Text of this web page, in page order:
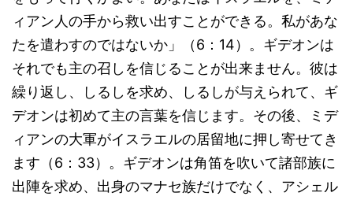
ィアン人の手から救い出すことができる。私があな
たを遣わすのではないか」（6：14）。ギデオンは
それでも主の召しを信じることが出来ません。彼は
繰り返し、しるしを求め、しるしが与えられて、ギ
デオンは初めて主の言葉を信じます。その後、ミデ
ィアンの大軍がイスラエルの居留地に押し寄せてき
ます（6：33）。ギデオンは角笛を吹いて諸部族に
出陣を求め、出身のマナセ族だけでなく、アシェル